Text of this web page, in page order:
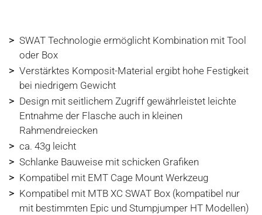
> SWAT Technologie ermöglicht Kombination mit Tool
oder Box
> Verstärktes Komposit-Material ergibt hohe Festigkeit
bei niedrigem Gewicht
> Design mit seitlichem Zugriff gewährleistet leichte
Entnahme der Flasche auch in kleinen
Rahmendreiecken
> ca. 43g leicht
> Schlanke Bauweise mit schicken Grafiken
> Kompatibel mit EMT Cage Mount Werkzeug
> Kompatibel mit MTB XC SWAT Box (kompatibel nur
mit bestimmten Epic und Stumpjumper HT Modellen)